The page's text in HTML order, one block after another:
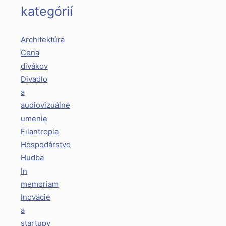
kategórií
Architektúra
Cena
divákov
Divadlo
a
audiovizuálne
umenie
Filantropia
Hospodárstvo
Hudba
In
memoriam
Inovácie
a
startupy